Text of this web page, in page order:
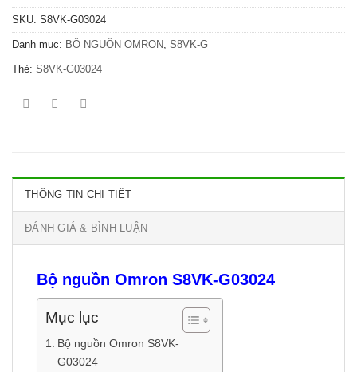
SKU: S8VK-G03024
Danh mục: BỘ NGUỒN OMRON, S8VK-G
Thẻ: S8VK-G03024
THÔNG TIN CHI TIẾT
ĐÁNH GIÁ & BÌNH LUẬN
Bộ nguồn Omron S8VK-G03024
Mục lục
Bộ nguồn Omron S8VK-
G03024